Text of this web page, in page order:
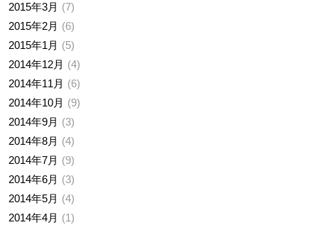
2015年3月
7
2015年2月
6
2015年1月
5
2014年12月
4
2014年11月
6
2014年10月
9
2014年9月
3
2014年8月
4
2014年7月
9
2014年6月
3
2014年5月
4
2014年4月
1